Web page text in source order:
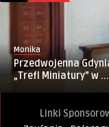
Monika
Przedwojenna
„Trefl Miniatury” w ...
Linki